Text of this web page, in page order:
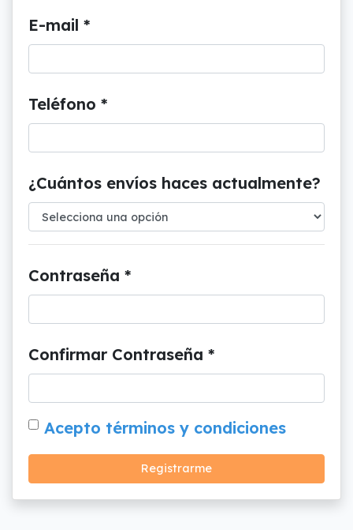
E-mail *
Teléfono *
¿Cuántos envíos haces actualmente?
Contraseña *
Confirmar Contraseña *
Acepto términos y condiciones
Registrarme